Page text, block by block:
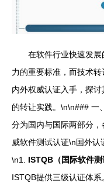
在软件行业快速发
力的重要标准，而技术
内外权威认证入手，探
的转让实践。\n\n### 一
分为国内与国际两部分
威软件测试认证\n国外认
\n1. ISTQB（国际软件
ISTQB提供三级认证体